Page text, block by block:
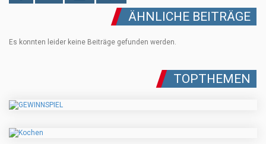
ÄHNLICHE BEITRÄGE
Es konnten leider keine Beiträge gefunden werden.
TOPTHEMEN